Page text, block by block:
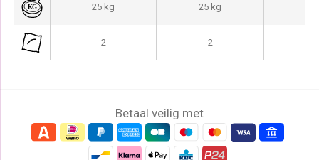
25 kg 25 kg
2 2
Betaal veilig met